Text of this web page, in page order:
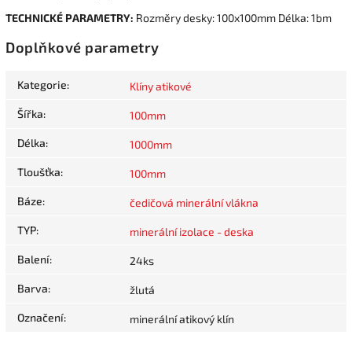
TECHNICKÉ PARAMETRY: Rozměry desky: 100x100mm Délka: 1bm
Doplňkové parametry
Kategorie: Klíny atikové
Šířka: 100mm
Délka: 1000mm
Tloušťka: 100mm
Báze: čedičová minerální vlákna
TYP: minerální izolace - deska
Balení: 24ks
Barva: žlutá
Označení: minerální atikový klín